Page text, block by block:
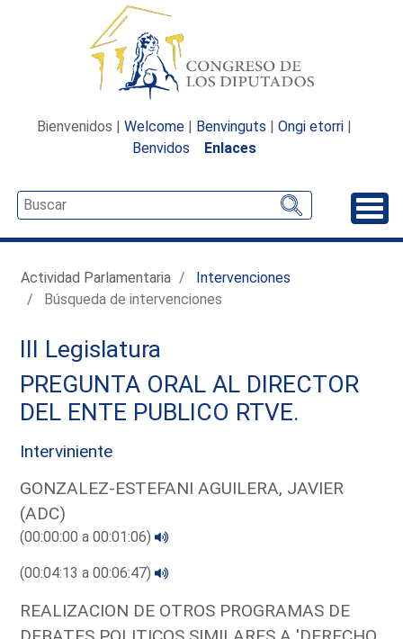
Bienvenidos | Welcome | Benvinguts | Ongi etorri |
Benvidos
Enlaces
Actividad Parlamentaria
Intervenciones
Búsqueda de intervenciones
III Legislatura
PREGUNTA ORAL AL DIRECTOR
DEL ENTE PUBLICO RTVE.
Interviniente
GONZALEZ-ESTEFANI AGUILERA, JAVIER
(ADC)
(00:00:00 a 00:01:06)
(00:04:13 a 00:06:47)
REALIZACION DE OTROS PROGRAMAS DE